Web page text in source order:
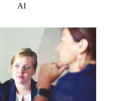
AI